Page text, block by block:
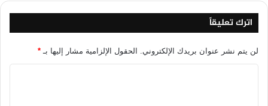
اترك تعليقاً
لن يتم نشر عنوان بريدك الإلكتروني. الحقول الإلزامية مشار إليها بـ *